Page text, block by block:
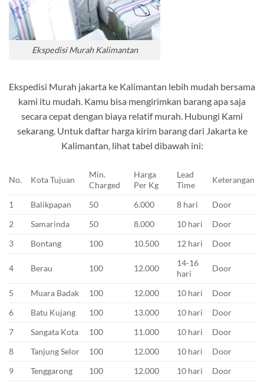
Ekspedisi Murah Kalimantan
Ekspedisi Murah jakarta ke Kalimantan lebih mudah bersama
kami itu mudah. Kamu bisa mengirimkan barang apa saja
secara cepat dengan biaya relatif murah. Hubungi Kami
sekarang. Untuk daftar harga kirim barang dari Jakarta ke
Kalimantan, lihat tabel dibawah ini:
No. Kota Tujuan
Min.
Charged
Harga
Per Kg
Lead
Time
Keterangan
1 Balikpapan 50 6.000 8 hari
Door
2
Samarinda 50 8.000 10 hari
Door
3
Bontang 100 10.500 12 hari Door
4 Berau 100 12.000
14-16
hari
Door
5 Muara Badak 100 12.000 10 hari
Door
6
Batu Kujang 100 13.000 10 hari
Door
7
Sangata Kota 100 11.000 10 hari
Door
8
Tanjung Selor 100 12.000 10 hari
Door
9
Tenggarong 100 12.000 10 hari Door